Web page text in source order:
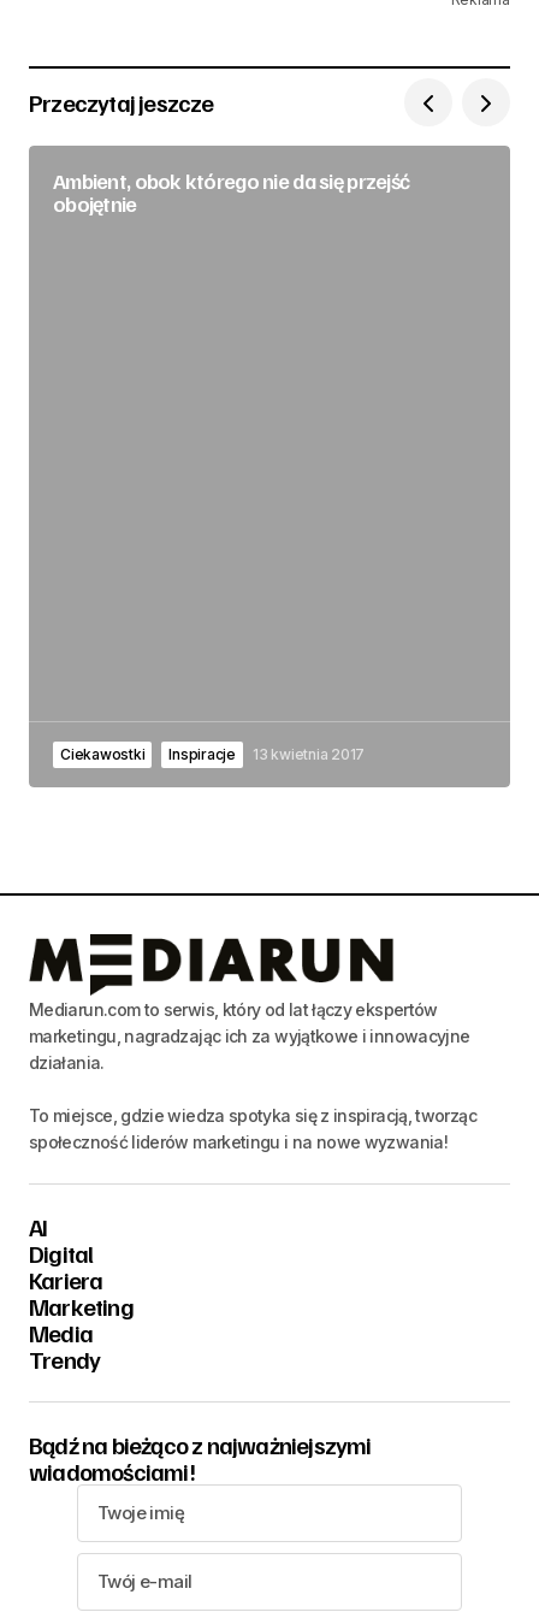
Przeczytaj jeszcze
Ambient, obok którego nie da się przejść
obojętnie
Ciekawostki Inspiracje 13 kwietnia 2017
Mediarun.com to serwis, który od lat łączy ekspertów
marketingu, nagradzając ich za wyjątkowe i innowacyjne
działania.
To miejsce, gdzie wiedza spotyka się z inspiracją, tworząc
społeczność liderów marketingu i na nowe wyzwania!
AI
Digital
Kariera
Marketing
Media
Trendy
Bądź na bieżąco z najważniejszymi
wiadomościami!